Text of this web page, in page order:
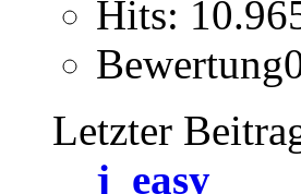
Hits:
Letzter
j_easy